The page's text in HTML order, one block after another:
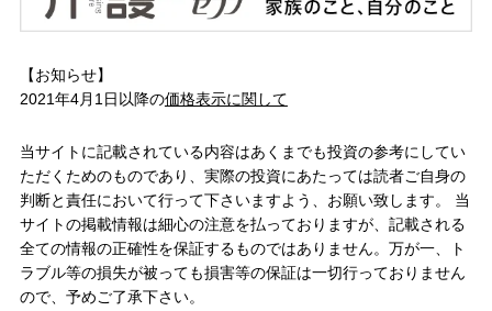
【お知らせ】
2021年4月1日以降の価格表示に関して
当サイトに記載されている内容はあくまでも投資の参考にしてい
ただくためのものであり、実際の投資にあたっては読者ご自身の
判断と責任において行って下さいますよう、お願い致します。 当
サイトの掲載情報は細心の注意を払っておりますが、記載される
全ての情報の正確性を保証するものではありません。万が一、ト
ラブル等の損失が被っても損害等の保証は一切行っておりません
ので、予めご了承下さい。